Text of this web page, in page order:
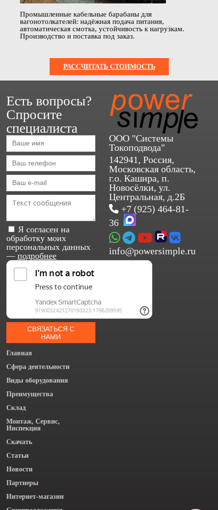
Промышленные кабельные барабаны для
вагонотолкателей: надёжная подача питания,
автоматическая смотка, устойчивость к нагрузкам.
Производство и поставка под заказ.
РАССЧИТАТЬ СТОИМОСТЬ
Есть вопросы?
Спросите
специалиста
Я согласен на
обработку моих
персональных данных
—подробнее
СВЯЗАТЬСЯ С
НАМИ
ООО "Системы
Токоподвода"
142941, Россия,
Московская область,
г.о. Кашира, п.
Новосёлки, ул.
Центральная, д.2Б
+7 (925) 464-81-
36
info@powersimple.ru
Главная
Сфера деятельности
Виды оборудования
Преимущества
Склад
Монтаж, Сервис,
Инспекция
Скачать
Статьи
Новости
Партнеры
Интернет-магазин